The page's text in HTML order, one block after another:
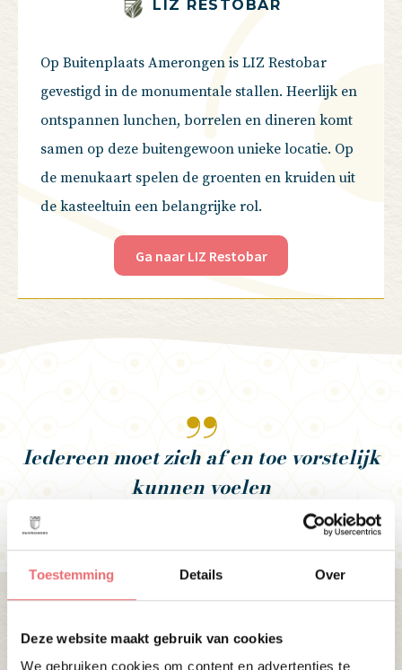
Toestemming Details Over
Deze website maakt gebruik van cookies
We gebruiken cookies om content en advertenties te
LIZ RESTOBAR
Op Buitenplaats Amerongen is LIZ Restobar
gevestigd in de monumentale stallen. Heerlijk en
ontspannen lunchen, borrelen en dineren komt
samen op deze buitengewoon unieke locatie. Op
de menukaart spelen de groenten en kruiden uit
de kasteeltuin een belangrijke rol.
Ga naar LIZ Restobar
Iedereen moet zich af en toe vorstelijk
kunnen voelen